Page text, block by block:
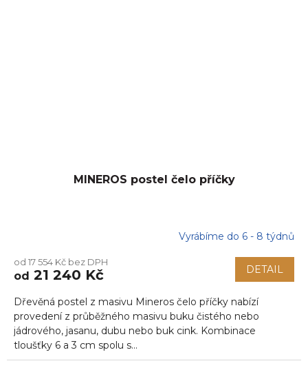
MINEROS postel čelo příčky
Vyrábíme do 6 - 8 týdnů
od 17 554 Kč bez DPH
od 21 240 Kč DETAIL
Dřevěná postel z masivu Mineros čelo příčky nabízí
provedení z průběžného masivu buku čistého nebo
jádrového, jasanu, dubu nebo buk cink. Kombinace
tloušťky 6 a 3 cm spolu s...